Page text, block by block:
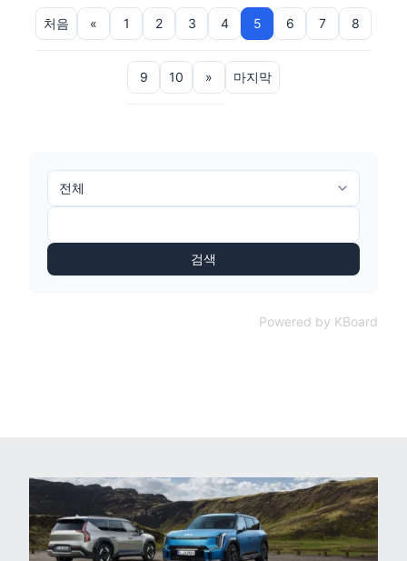
처음 « 1 2 3 4 5 6 7 8
9 10 » 마지막
검색
Powered by KBoard